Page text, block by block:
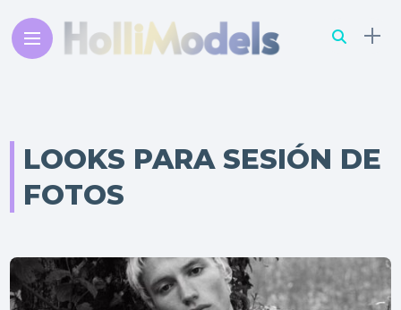
LOOKS PARA SESIÓN DE
FOTOS